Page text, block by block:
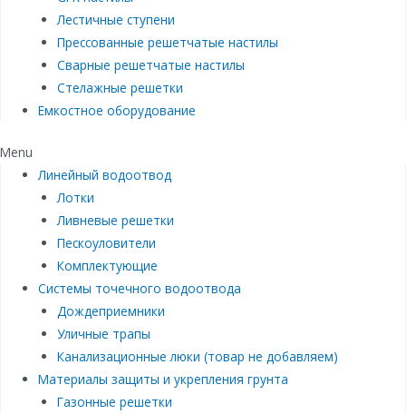
Лестичные ступени
Прессованные решетчатые настилы
Сварные решетчатые настилы
Стелажные решетки
Емкостное оборудование
Menu
Линейный водоотвод
Лотки
Ливневые решетки
Пескоуловители
Комплектующие
Системы точечного водоотвода
Дождеприемники
Уличные трапы
Канализационные люки (товар не добавляем)
Материалы защиты и укрепления грунта
Газонные решетки